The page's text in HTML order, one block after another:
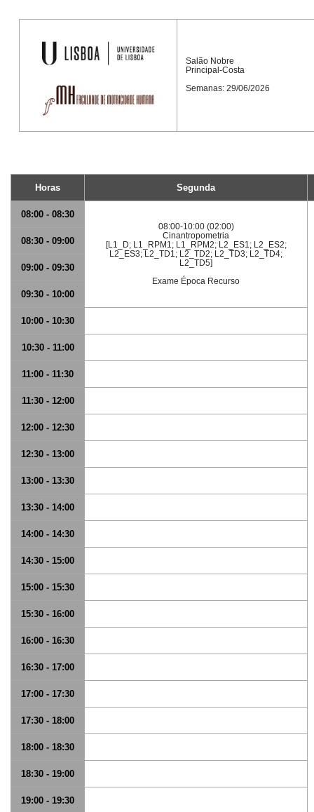
Salão Nobre
Principal-Costa
Semanas: 29/06/2026
Horas Segunda
08:00 - 08:30
08:00-10:00 (02:00)
Cinantropometria
[L1_D; L1_RPM1; L1_RPM2; L2_ES1; L2_ES2;
L2_ES3; L2_TD1; L2_TD2; L2_TD3; L2_TD4;
L2_TD5]
Exame Época Recurso
08:30 - 09:00
09:00 - 09:30
09:30 - 10:00
10:00 - 10:30
10:30 - 11:00
11:00 - 11:30
11:30 - 12:00
12:00 - 12:30
12:30 - 13:00
13:00 - 13:30
13:30 - 14:00
14:00 - 14:30
14:30 - 15:00
15:00 - 15:30
15:30 - 16:00
16:00 - 16:30
16:30 - 17:00
17:00 - 17:30
17:30 - 18:00
18:00 - 18:30
18:30 - 19:00
19:00 - 19:30